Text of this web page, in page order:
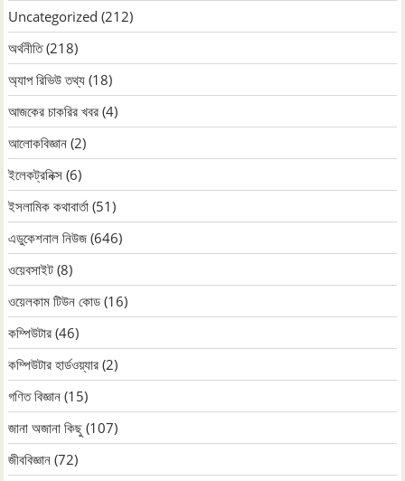
Uncategorized (212)
অর্থনীতি(218)
অ্যাপ রিভিউ তথ্য (18)
আজকের চাকরির খবর (4)
আলোকবিজ্ঞান (2)
ইলেকট্রনিক্স (6)
ইসলামিক কথাবার্তা (51)
এডুকেশনাল নিউজ (646)
ওয়েবসাইট (8)
ওয়েলকাম টিউন কোড (16)
কম্পিউটার (46)
কম্পিউটার হার্ডওয়্যার (2)
গণিত বিজ্ঞান (15)
জানা অজানা কিছু (107)
জীববিজ্ঞান (72)